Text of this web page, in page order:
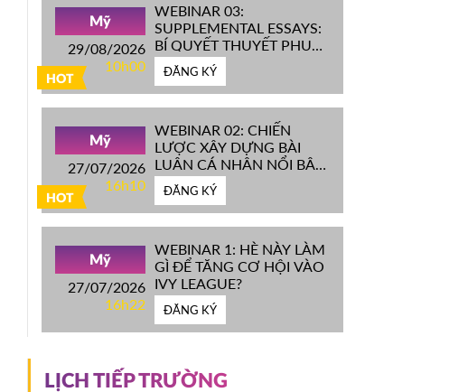
HOT
Mỹ
29/08/2026
10h00
WEBINAR 03:
SUPPLEMENTAL ESSAYS:
BÍ QUYẾT THUYẾT PHỤC
HỘI ĐỒNG TUYỂN SINH
ĐH TOP ĐẦU MỸ
ĐĂNG KÝ
HOT
Mỹ
27/07/2026
16h10
WEBINAR 02: CHIẾN
LƯỢC XÂY DỰNG BÀI
LUẬN CÁ NHÂN NỔI BẬT
CHINH PHỤC ĐH TOP
ĐẦU MỸ
ĐĂNG KÝ
Mỹ
27/07/2026
16h22
WEBINAR 1: HÈ NÀY LÀM
GÌ ĐỂ TĂNG CƠ HỘI VÀO
IVY LEAGUE?
ĐĂNG KÝ
LỊCH TIẾP TRƯỜNG